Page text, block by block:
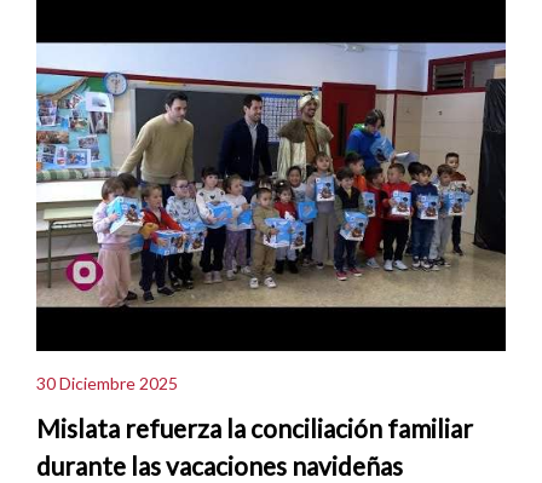
30 Diciembre 2025
Mislata refuerza la conciliación familiar
durante las vacaciones navideñas